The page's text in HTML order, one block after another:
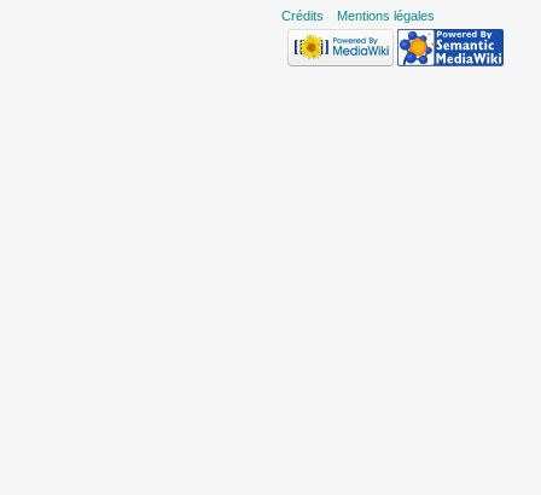
Crédits Mentions légales